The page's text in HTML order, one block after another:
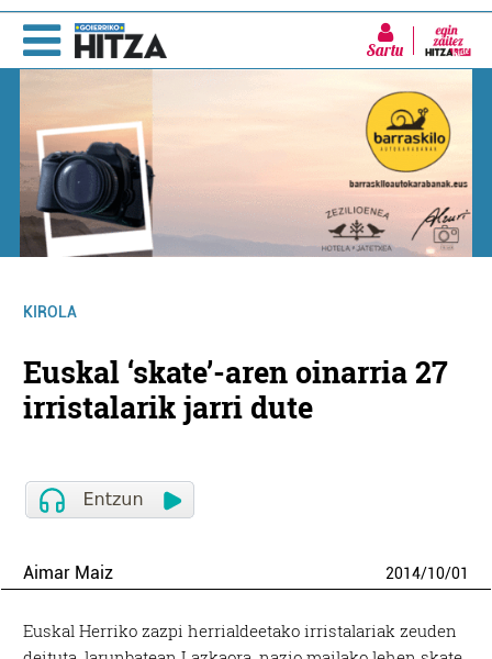
Sartu
KIROLA
Euskal ‘skate’-aren oinarria 27
irristalarik jarri dute
Aimar Maiz 2014/10/01
Euskal Herriko zazpi herrialdeetako irristalariak zeuden